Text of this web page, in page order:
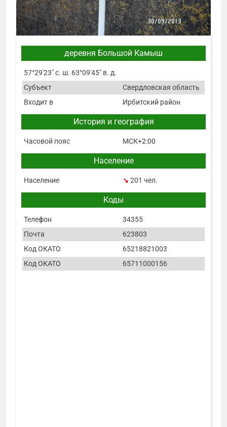
деревня Большой Камыш
57°29′23″ с. ш. 63°09′45″ в. д.
Субъект
Свердловская область
Входит в
Ирбитский район
История и география
Часовой пояс МСК+2:00
Население
Население ↘ 201 чел.
Коды
Телефон
34355
Почта
623803
Код ОКАТО
65218821003
Код ОКАТО
65711000156